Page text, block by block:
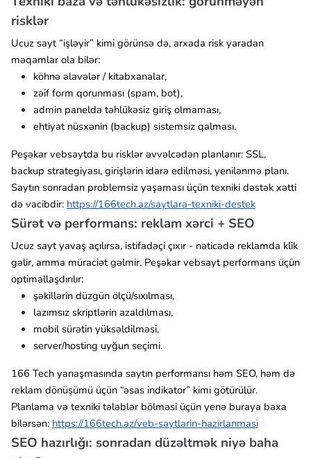
risklər
Ucuz sayt “işləyir” kimi görünsə də, arxada risk yaradan
məqamlar ola bilər:
köhnə əlavələr / kitabxanalar,
zəif form qorunması (spam, bot),
admin paneldə təhlükəsiz giriş olmaması,
ehtiyat nüsxənin (backup) sistemsiz qalması.
Peşəkar vebsaytda bu risklər əvvəlcədən planlanır: SSL,
backup strategiyası, girişlərin idarə edilməsi, yenilənmə planı.
Saytın sonradan problemsiz yaşaması üçün texniki dəstək xətti
də vacibdir: https://166tech.az/saytlara-texniki-destek
Sürət və performans: reklam xərci + SEO
Ucuz sayt yavaş açılırsa, istifadəçi çıxır - nəticədə reklamda klik
gəlir, amma müraciət gəlmir. Peşəkar vebsayt performans üçün
optimallaşdırılır:
şəkillərin düzgün ölçü/sıxılması,
lazımsız skriptlərin azaldılması,
mobil sürətin yüksəldilməsi,
server/hosting uyğun seçimi.
166 Tech yanaşmasında saytın performansı həm SEO, həm də
reklam dönüşümü üçün “əsas indikator” kimi götürülür.
Planlama və texniki tələblər bölməsi üçün yenə buraya baxa
bilərsən: https://166tech.az/veb-saytlarin-hazirlanmasi
SEO hazırlığı: sonradan düzəltmək niyə baha